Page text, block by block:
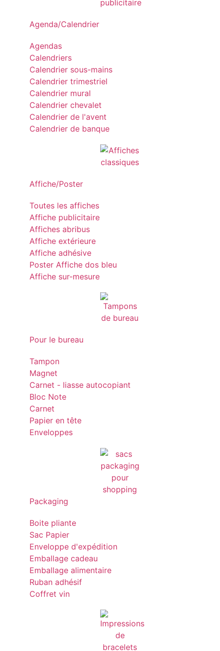
Agenda/Calendrier
Agendas
Calendriers
Calendrier sous-mains
Calendrier trimestriel
Calendrier mural
Calendrier chevalet
Calendrier de l'avent
Calendrier de banque
Affiche/Poster
Toutes les affiches
Affiche publicitaire
Affiches abribus
Affiche extérieure
Affiche adhésive
Poster Affiche dos bleu
Affiche sur-mesure
Pour le bureau
Tampon
Magnet
Carnet - liasse autocopiant
Bloc Note
Carnet
Papier en tête
Enveloppes
Packaging
Boite pliante
Sac Papier
Enveloppe d'expédition
Emballage cadeau
Emballage alimentaire
Ruban adhésif
Coffret vin